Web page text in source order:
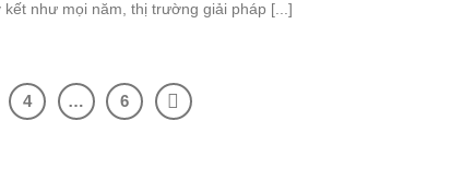
như mọi năm, thị trường giải pháp [...]
4 … 6